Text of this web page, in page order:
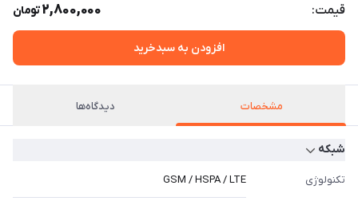
قیمت: 2,800,000تومان
افزودن به سبدخرید
مشخصات دیدگاه‌ها
شبکه
تکنولوژی GSM / HSPA / LTE